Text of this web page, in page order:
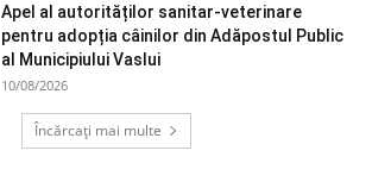
Apel al autorităților sanitar-veterinare
pentru adopția câinilor din Adăpostul Public
al Municipiului Vaslui
10/08/2026
Încărcați mai multe